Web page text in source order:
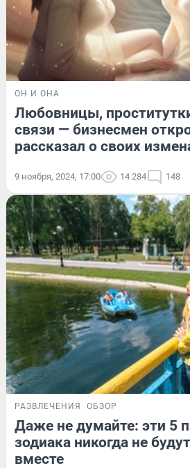
ОН И ОНА
Любовницы,
связи — бизнесмен
рассказал о своих
9 ноября, 2024, 17:00 14 284 148
РАЗВЛЕЧЕНИЯ ОБЗОР
Даже не думайте: эти 5
зодиака никогда не
вместе